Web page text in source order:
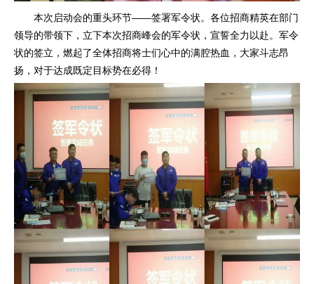
本次启动会的重头环节——签署军令状。各位招商精英在部门
领导的带领下，立下本次招商峰会的军令状，宣誓全力以赴。军令
状的签立，燃起了全体招商将士们心中的满腔热血，大家斗志昂
扬，对于达成既定目标势在必得！